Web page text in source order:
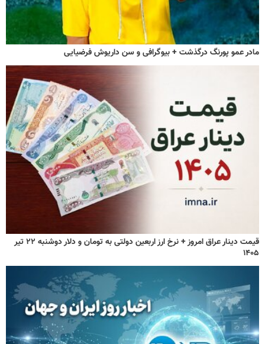
مادر عمو پورنگ درگذشت + بیوگرافی و سن داریوش فرضیایی
قیمت دینار عراق امروز + نرخ ارز اربعین دولتی به تومان و دلار دوشنبه ۲۲ تیر
۱۴۰۵